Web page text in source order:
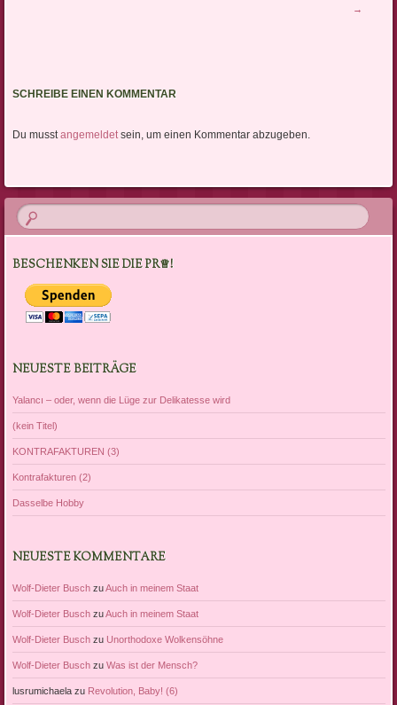
→
SCHREIBE EINEN KOMMENTAR
Du musstangemeldetsein, um einen Kommentar abzugeben.
BESCHENKEN SIE DIE PR♕!
NEUESTE BEITRÄGE
Yalancı – oder, wenn die Lüge zur Delikatesse wird
(kein Titel)
KONTRAFAKTUREN (3)
Kontrafakturen (2)
Dasselbe Hobby
NEUESTE KOMMENTARE
Wolf-Dieter BuschzuAuch in meinem Staat
Wolf-Dieter BuschzuAuch in meinem Staat
Wolf-Dieter Buschzu Unorthodoxe Wolkensöhne
Wolf-Dieter Buschzu Was ist der Mensch?
lusrumichaelazu Revolution, Baby! (6)